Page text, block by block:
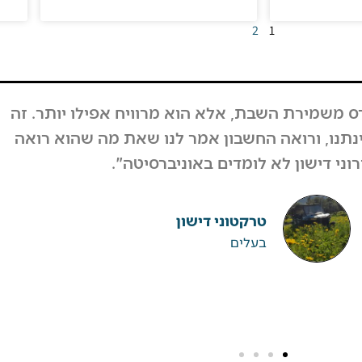
1
2
השבוע, המחזור לא ירד, אבל גם אם כן לקחנו
היא מעל קיבלנו תגובות מפרגנות מאוד מהרבה
אלי מאות אנשים וחיזקו ובירכו על ההחלטה".
ערן גיגי